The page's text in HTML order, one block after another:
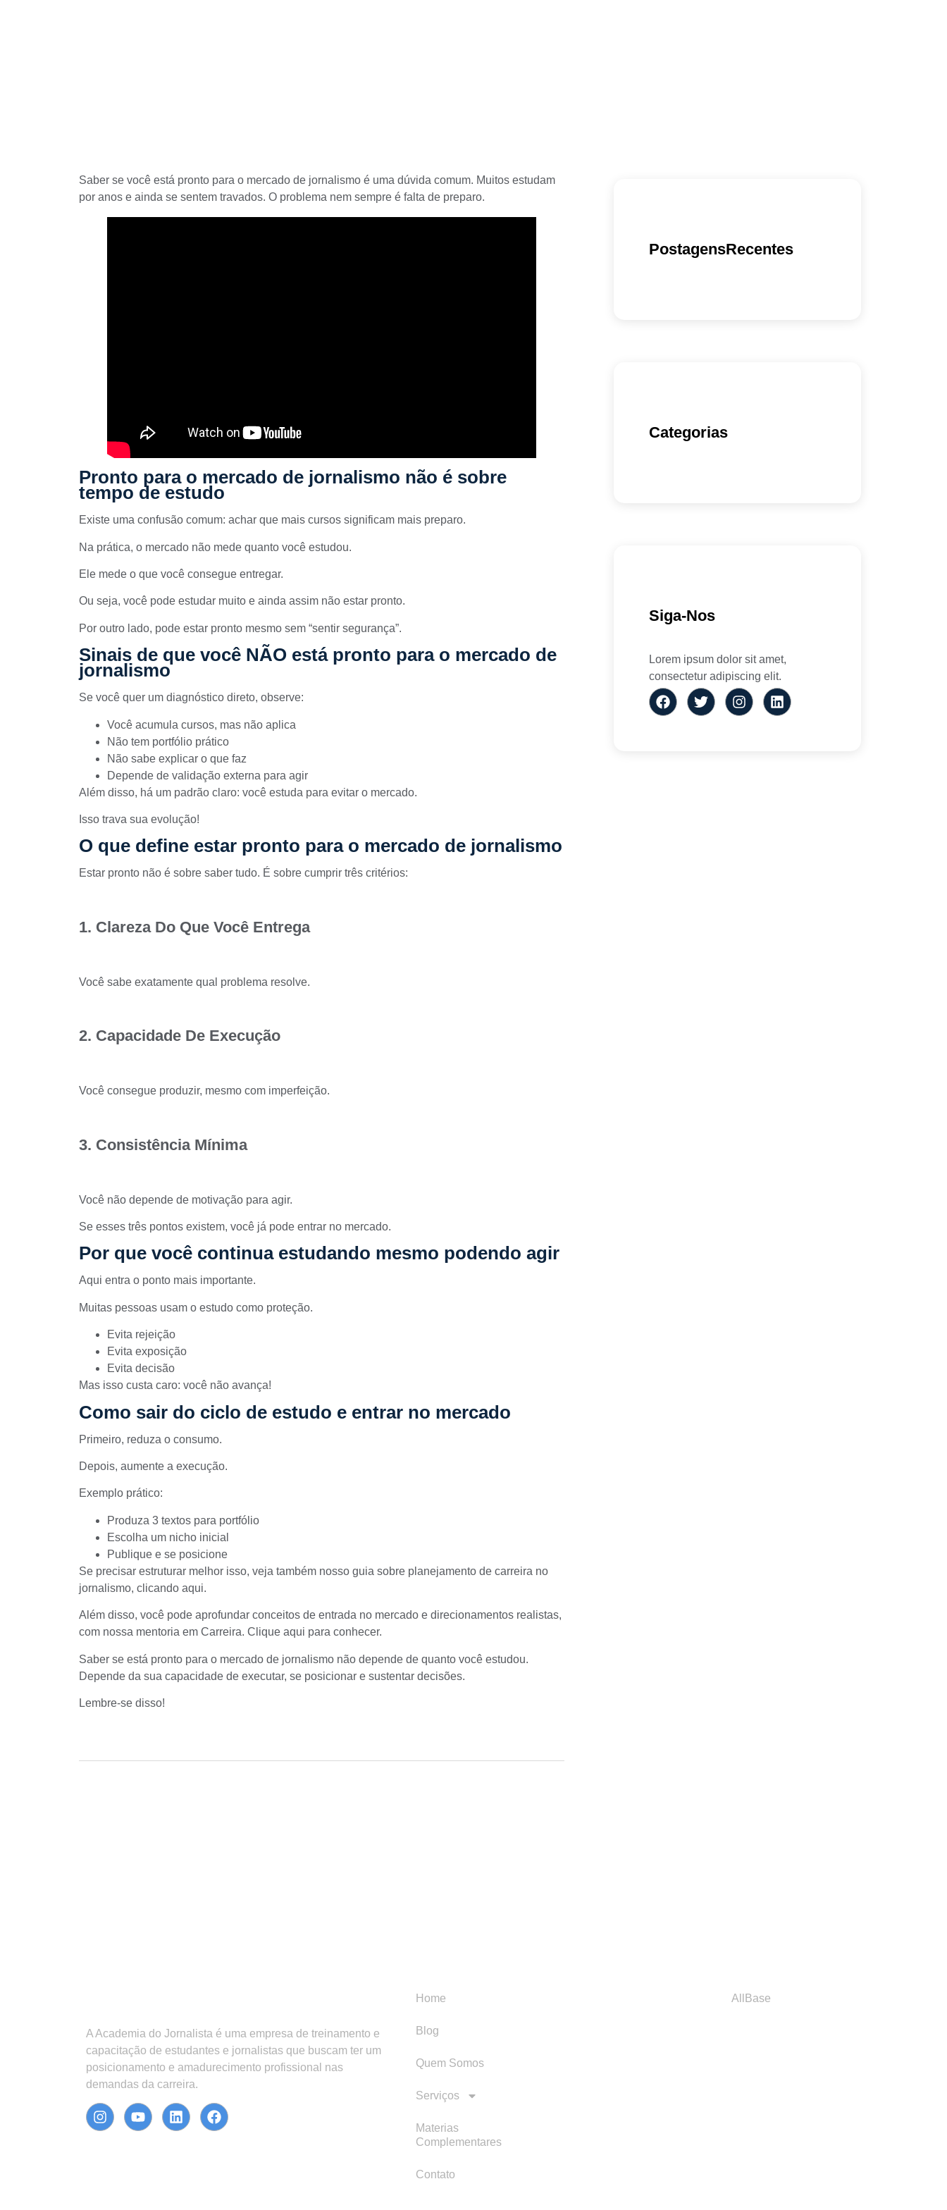
Saber se você está pronto para o mercado de jornalismo é uma dúvida comum. Muitos estudam
por anos e ainda se sentem travados. O problema nem sempre é falta de preparo.
Pronto para o mercado de jornalismo não é sobre
tempo de estudo
Existe uma confusão comum: achar que mais cursos significam mais preparo.
Na prática, o mercado não mede quanto você estudou.
Ele mede o que você consegue entregar.
Ou seja, você pode estudar muito e ainda assim não estar pronto.
Por outro lado, pode estar pronto mesmo sem “sentir segurança”.
Sinais de que você NÃO está pronto para o mercado de
jornalismo
Se você quer um diagnóstico direto, observe:
Você acumula cursos, mas não aplica
Não tem portfólio prático
Não sabe explicar o que faz
Depende de validação externa para agir
Além disso, há um padrão claro: você estuda para evitar o mercado.
Isso trava sua evolução!
O que define estar pronto para o mercado de jornalismo
Estar pronto não é sobre saber tudo. É sobre cumprir três critérios:
1. Clareza Do Que Você Entrega
Você sabe exatamente qual problema resolve.
2. Capacidade De Execução
Você consegue produzir, mesmo com imperfeição.
3. Consistência Mínima
Você não depende de motivação para agir.
Se esses três pontos existem, você já pode entrar no mercado.
Por que você continua estudando mesmo podendo agir
Aqui entra o ponto mais importante.
Muitas pessoas usam o estudo como proteção.
Evita rejeição
Evita exposição
Evita decisão
Mas isso custa caro: você não avança!
Como sair do ciclo de estudo e entrar no mercado
Primeiro, reduza o consumo.
Depois, aumente a execução.
Exemplo prático:
Produza 3 textos para portfólio
Escolha um nicho inicial
Publique e se posicione
Se precisar estruturar melhor isso, veja também nosso guia sobre planejamento de carreira no
jornalismo, clicando aqui.
Além disso, você pode aprofundar conceitos de entrada no mercado e direcionamentos realistas,
com nossa mentoria em Carreira. Clique aqui para conhecer.
Saber se está pronto para o mercado de jornalismo não depende de quanto você estudou.
Depende da sua capacidade de executar, se posicionar e sustentar decisões.
Lembre-se disso!
PostagensRecentes
Categorias
Siga-Nos
Lorem ipsum dolor sit amet,
consectetur adipiscing elit.
A Academia do Jornalista é uma empresa de treinamento e
capacitação de estudantes e jornalistas que buscam ter um
posicionamento e amadurecimento profissional nas
demandas da carreira.
Home
Blog
Quem Somos
Serviços
Materias
Complementares
Contato
AllBase